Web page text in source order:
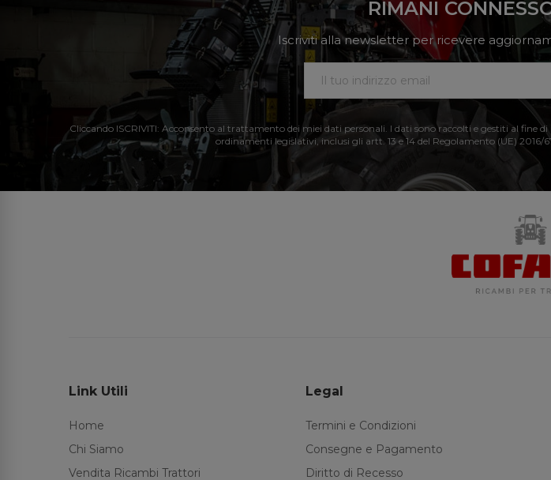
RIMANI
Iscriviti alla newsletter per ricevere
Cliccando ISCRIVITI: Acconsento al trattamento dei miei dati personali. I dati sono raccolti e gestiti al
ordinamenti legislativi, inclusi gli artt. 13 e 14 del Regolamento (UE)
Link Utili
Home
Chi Siamo
Vendita Ricambi Trattori
Legal
Termini e Condizioni
Consegne e Pagamento
Diritto di Recesso